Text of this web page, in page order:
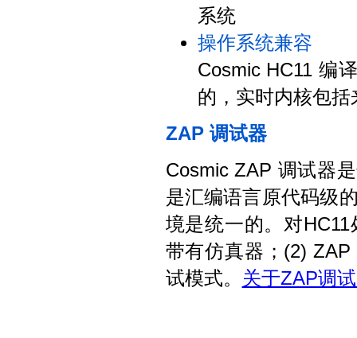
系统
操作系统兼容
Cosmic HC11 编
的，实时内核包
ZAP 调试器
Cosmic ZAP 调试器
是汇编语言原代码级
境是统一的。对
带有仿真器；(2)
试模式。 关于ZAP调